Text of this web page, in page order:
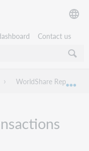
Contact us
samenvouwen
WorldShare Reports in